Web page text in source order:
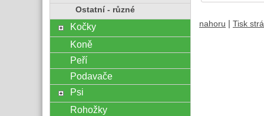
nahoru Tisk
Ostatní - různé
Kočky
Koně
Peří
Podavače
Psi
Rohožky